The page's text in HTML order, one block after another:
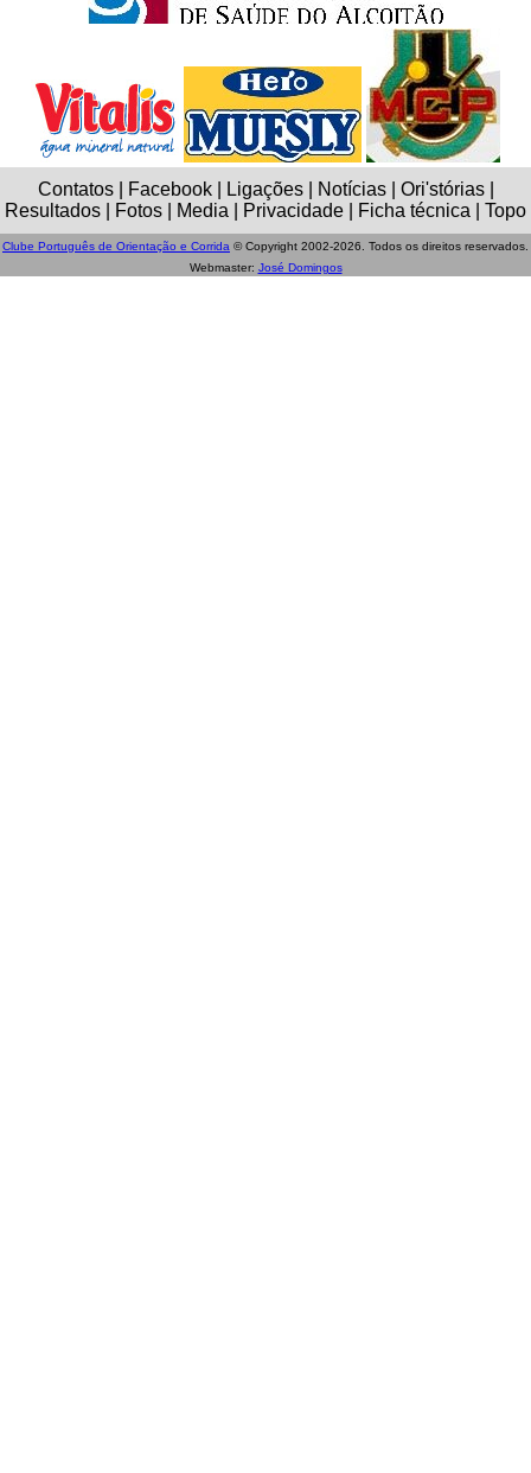
Contatos | Facebook | Ligações | Notícias | Ori'stórias |
Resultados | Fotos | Media | Privacidade | Ficha técnica | Topo
Clube Português de Orientação e Corrida © Copyright 2002-2026. Todos os direitos reservados.
Webmaster: José Domingos